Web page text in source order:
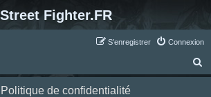
Street Fighter.FR
Connexion
S’enregistrer
e
de confidentialité